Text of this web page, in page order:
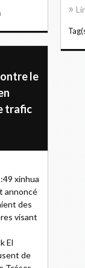
le
trafic
xinhua
annoncé
des
visant
El
de